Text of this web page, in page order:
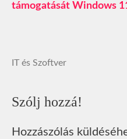
támogatását Windows
IT és Szoftver
Szólj hozzá!
Hozzászólás